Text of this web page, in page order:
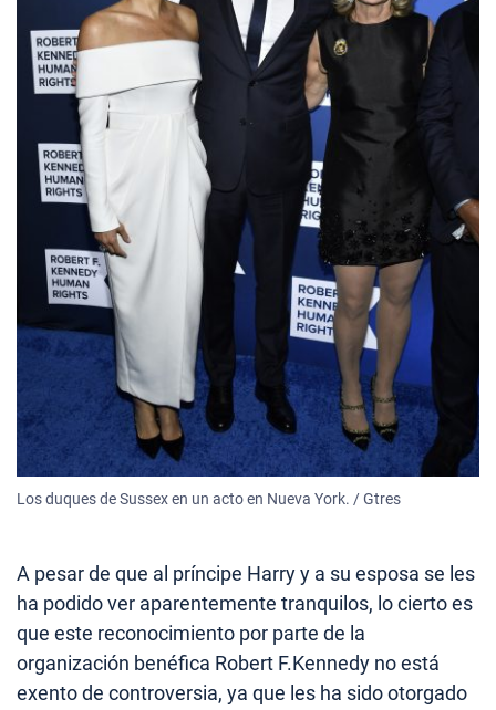
Los duques de Sussex en un acto en Nueva York. / Gtres
A pesar de que al príncipe Harry y a su esposa se les
ha podido ver aparentemente tranquilos, lo cierto es
que este reconocimiento por parte de la
organización benéfica Robert F.Kennedy no está
exento de controversia, ya que les ha sido otorgado